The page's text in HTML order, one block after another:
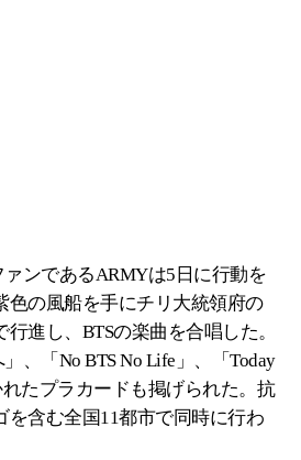
ァンであるARMYは5日に行動を
色の風船を手にチリ大統領府の
進し、BTSの楽曲を合唱した。
」、「No BTS No Life」、「Today
たプラカードも掲げられた。抗
を含む全国11都市で同時に行わ